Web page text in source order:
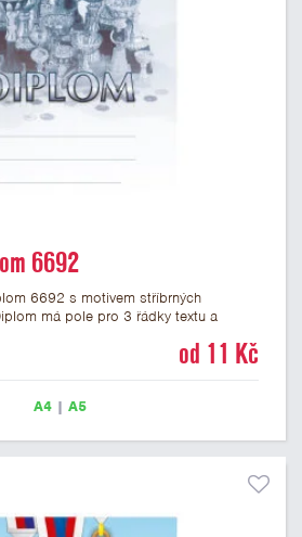
6692
6692 s motivem stříbrných
má pole pro 3 řádky textu a
univerzální diplom je vhodný pro
250 g/m2.
od 11 Kč
A4| A5